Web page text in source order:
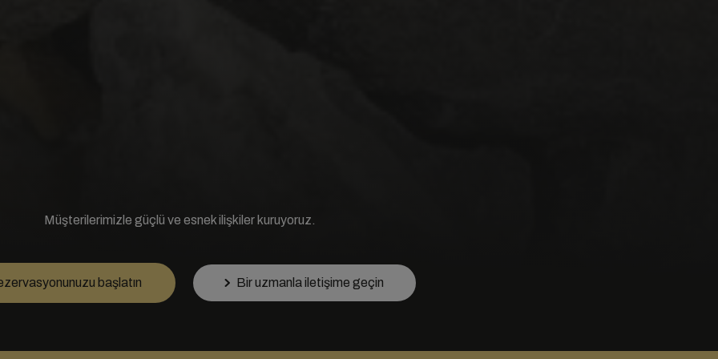
Müşterilerimizle güçlü ve esnek ilişkiler kuruyoruz.
başlatın Bir uzmanla iletişime geçin